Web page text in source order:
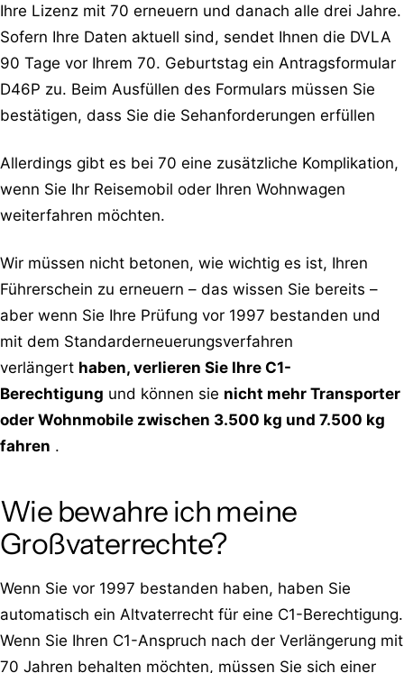
Ihre Lizenz mit 70 erneuern und danach alle drei Jahre.
Sofern Ihre Daten aktuell sind, sendet Ihnen die DVLA
90 Tage vor Ihrem 70. Geburtstag ein Antragsformular
D46P zu. Beim Ausfüllen des Formulars müssen Sie
bestätigen, dass Sie die Sehanforderungen erfüllen
Allerdings gibt es bei 70 eine zusätzliche Komplikation,
wenn Sie Ihr Reisemobil oder Ihren Wohnwagen
weiterfahren möchten.
Wir müssen nicht betonen, wie wichtig es ist, Ihren
Führerschein zu erneuern – das wissen Sie bereits –
aber wenn Sie Ihre Prüfung vor 1997 bestanden und
mit dem Standarderneuerungsverfahren
verlängert haben, verlieren Sie Ihre C1-
Berechtigung und können sie nicht mehr Transporter
oder Wohnmobile zwischen 3.500 kg und 7.500 kg
fahren .
Wie bewahre ich meine
Großvaterrechte?
Wenn Sie vor 1997 bestanden haben, haben Sie
automatisch ein Altvaterrecht für eine C1-Berechtigung.
Wenn Sie Ihren C1-Anspruch nach der Verlängerung mit
70 Jahren behalten möchten, müssen Sie sich einer